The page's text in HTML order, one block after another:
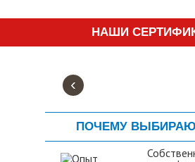
НАШИ
‹
ПОЧЕМУ